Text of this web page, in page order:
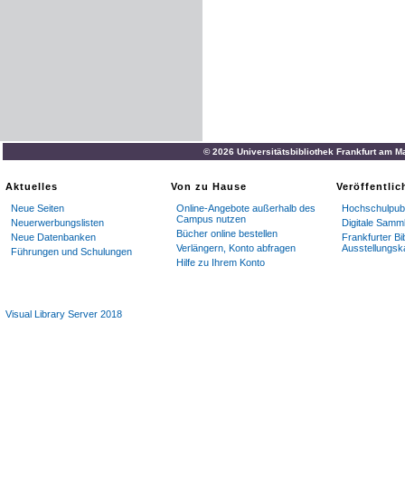
© 2026 Universitätsbibliothek Frankfurt am
Aktuelles
Neue Seiten
Neuerwerbungslisten
Neue Datenbanken
Führungen und Schulungen
Von zu Hause
Online-Angebote außerhalb des
Campus nutzen
Bücher online bestellen
Verlängern, Konto abfragen
Hilfe zu Ihrem Konto
Digitale
Frankfurter
Visual Library Server 2018